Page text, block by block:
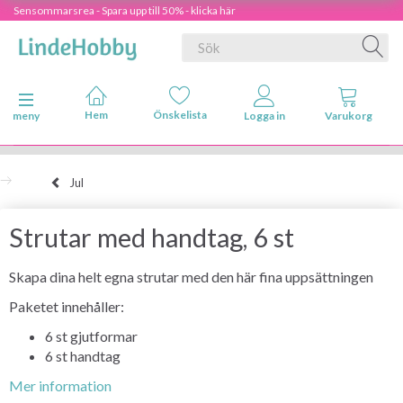
Sensommarsrea - Spara upp till 50% - klicka här
Ändra navigering
meny
Jul
Strutar med handtag, 6 st
Skapa dina helt egna strutar med den här fina uppsättningen
Paketet innehåller:
6 st gjutformar
6 st handtag
Mer information